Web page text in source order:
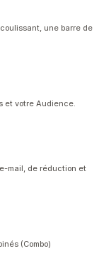
une barre de
et votre Audience.
mail, de réduction et
(Combo)